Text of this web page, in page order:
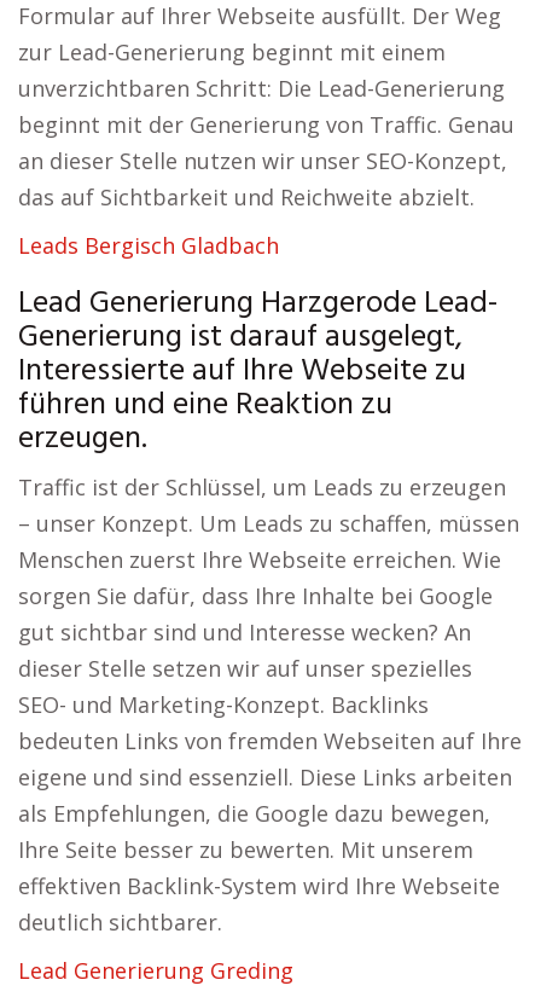
Formular auf Ihrer Webseite ausfüllt. Der Weg
zur Lead-Generierung beginnt mit einem
unverzichtbaren Schritt: Die Lead-Generierung
beginnt mit der Generierung von Traffic. Genau
an dieser Stelle nutzen wir unser SEO-Konzept,
das auf Sichtbarkeit und Reichweite abzielt.
Leads Bergisch Gladbach
Lead Generierung Harzgerode Lead-
Generierung ist darauf ausgelegt,
Interessierte auf Ihre Webseite zu
führen und eine Reaktion zu
erzeugen.
Traffic ist der Schlüssel, um Leads zu erzeugen
– unser Konzept. Um Leads zu schaffen, müssen
Menschen zuerst Ihre Webseite erreichen. Wie
sorgen Sie dafür, dass Ihre Inhalte bei Google
gut sichtbar sind und Interesse wecken? An
dieser Stelle setzen wir auf unser spezielles
SEO- und Marketing-Konzept. Backlinks
bedeuten Links von fremden Webseiten auf Ihre
eigene und sind essenziell. Diese Links arbeiten
als Empfehlungen, die Google dazu bewegen,
Ihre Seite besser zu bewerten. Mit unserem
effektiven Backlink-System wird Ihre Webseite
deutlich sichtbarer.
Lead Generierung Greding